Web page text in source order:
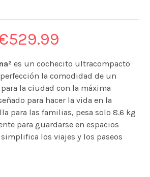
529.99
es un cochecito ultracompacto
la comodidad de un
la ciudad con la máxima
para hacer la vida en la
para las familias, pesa solo 8.6 kg
para guardarse en espacios
los viajes y los paseos